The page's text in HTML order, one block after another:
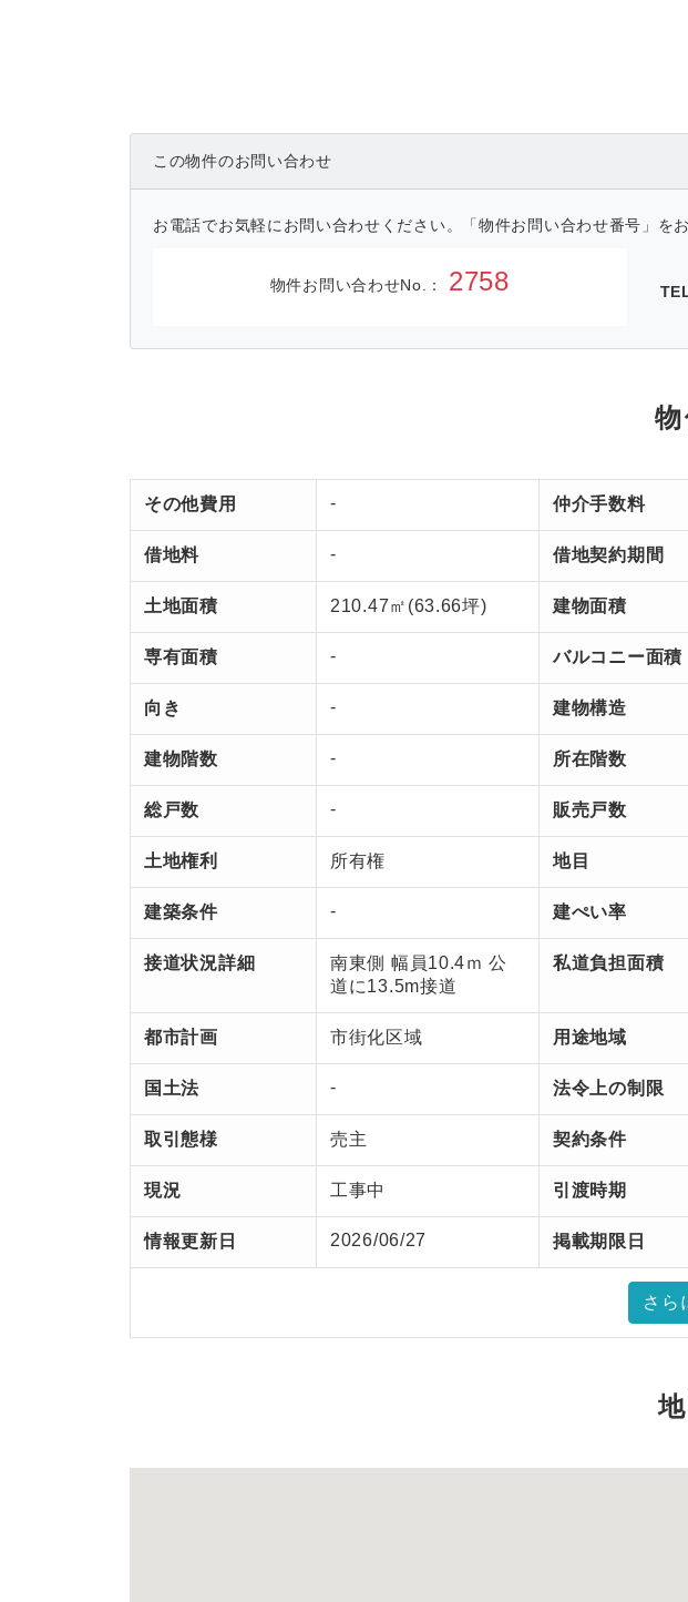
この物件のお問い合わせ
お電話でお気軽にお問い合わせください。「物件お問い合わせ番号」を
物件お問い合わせNo.： 2758
その他費用 - 仲介手数料
借地料 - 借地契約期間
土地面積 210.47㎡(63.66坪) 建物面積
専有面積 - バルコニー面積
向き - 建物構造
建物階数 - 所在階数
総戸数 - 販売戸数
土地権利 所有権 地目
建築条件 - 建ぺい率
接道状況詳細
南東側 幅員10.4ｍ 公
道に13.5m接道
私道負担面積
都市計画 市街化区域 用途地域
国土法 - 法令上の制限
取引態様 売主 契約条件
現況 工事中 引渡時期
情報更新日 2026/06/27 掲載期限日